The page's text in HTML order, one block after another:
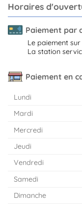
Horaires
Paiement par
Le paiement
La station
Paiement en
Lundi
Mardi
Mercredi
Jeudi
Vendredi
Samedi
Dimanche